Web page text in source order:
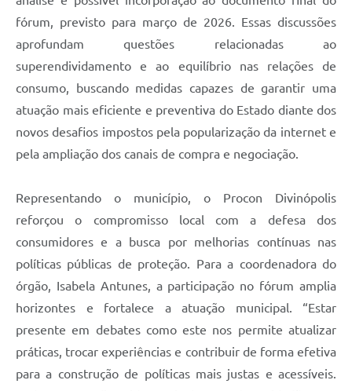
fórum, previsto para março de 2026. Essas discussões
aprofundam questões relacionadas ao
superendividamento e ao equilíbrio nas relações de
consumo, buscando medidas capazes de garantir uma
atuação mais eficiente e preventiva do Estado diante dos
novos desafios impostos pela popularização da internet e
pela ampliação dos canais de compra e negociação.
Representando o município, o Procon Divinópolis
reforçou o compromisso local com a defesa dos
consumidores e a busca por melhorias contínuas nas
políticas públicas de proteção. Para a coordenadora do
órgão, Isabela Antunes, a participação no fórum amplia
horizontes e fortalece a atuação municipal. “Estar
presente em debates como este nos permite atualizar
práticas, trocar experiências e contribuir de forma efetiva
para a construção de políticas mais justas e acessíveis.